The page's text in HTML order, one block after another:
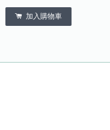
加入購物車